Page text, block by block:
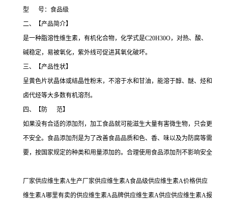
型 号：食品级
二、【产品简介】
是一种脂溶性维生素，有机化合物，化学式是C20H30O，对热、酸、
碱稳定，易被氧化，紫外线可促进其氧化破坏。
三、【产品性状】
呈黄色片状晶体或结晶性粉末，不溶于水和甘油，能溶于醇、醚、烃和
卤代烃等大多数有机溶剂。
四、【防 范】
如果没有合适的添加剂，加工食品就可能滋生大量有害微生物，只会更
不安全。食品添加剂是为了改善食品品质和色、香、味以及为防腐等需
要，按国家规定的种类和用量添加的。合理使用食品添加剂不影响安全
厂家供应维生素A生产厂家供应维生素A食品级供应维生素A价格供应
维生素A哪里有卖的供应维生素A品牌供应维生素A供应供应维生素A报